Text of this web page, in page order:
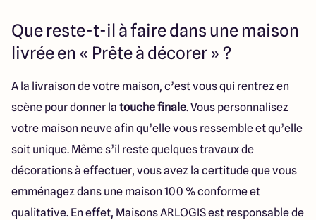
Que reste-t-il à faire dans une maison
livrée en « Prête à décorer » ?
A la livraison de votre maison, c’est vous qui rentrez en
scène pour donner la touche finale. Vous personnalisez
votre maison neuve afin qu’elle vous ressemble et qu’elle
soit unique. Même s’il reste quelques travaux de
décorations à effectuer, vous avez la certitude que vous
emménagez dans une maison 100 % conforme et
qualitative. En effet, Maisons ARLOGIS est responsable de